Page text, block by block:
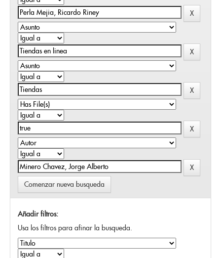
Comenzar nueva busqueda
Añadir filtros:
Usa los filtros para afinar la busqueda.